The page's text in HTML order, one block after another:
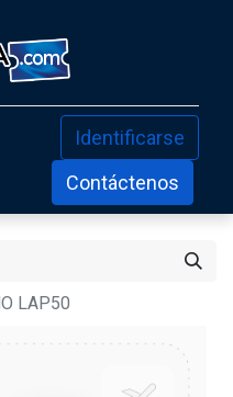
Identificarse
Contáctenos
LAP50